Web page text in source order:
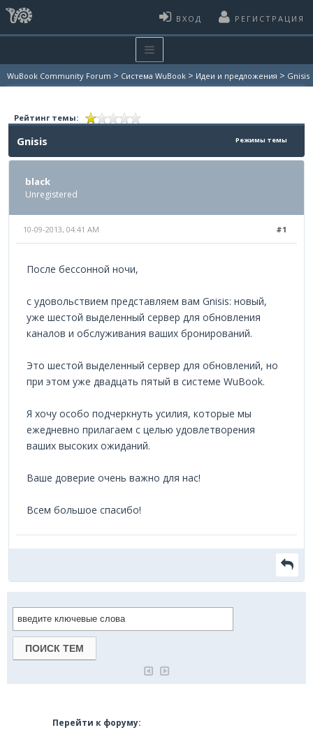
ВХОД РЕГИСТРАЦИЯ
WuBook Community Forum > Система WuBook > Идеи и предложения > Gnisis
Рейтинг темы:
Режимы темы
Gnisis
black
Unregistered
#1
10-09-2013, 04:41 AM
После бессонной ночи,
с удовольствием представляем вам Gnisis: новый,
уже шестой выделенный сервер для обновления
каналов и обслуживания ваших бронирований.
Это шестой выделенный сервер для обновлений, но
при этом уже двадцать пятый в системе WuBook.
Я хочу особо подчеркнуть усилия, которые мы
ежедневно прилагаем с целью удовлетворения
ваших высоких ожиданий.
Ваше доверие очень важно для нас!
Всем большое спасибо!
Перейти к форуму: